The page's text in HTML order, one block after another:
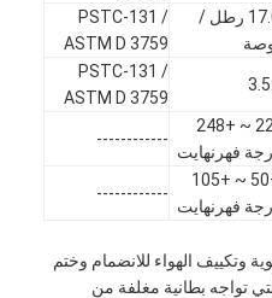
17.0 رطل /
PSTC-131 /
ASTM D 3759
PSTC-131 /
ASTM D 3759
-22 ~ +248
فهرنهايت
------------
+50 ~ +105
فهرنهايت
------------
وتكييف الهواء للانضمام وختم
تواجه بطانية مغلفة من